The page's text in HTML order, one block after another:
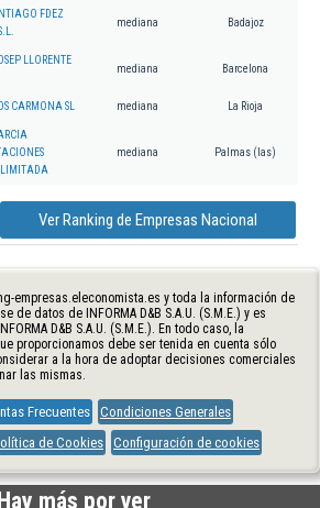
FDEZ
mediana Badajoz
LLORENTE
mediana Barcelona
CARMONA SL mediana La Rioja
LIMITADA
mediana Palmas (las)
Ver Ranking de Empresas Nacional
empresas.eleconomista.es y toda la información de
de datos de INFORMA D&B S.A.U. (S.M.E.) y es
D&B S.A.U. (S.M.E.). En todo caso, la
proporcionamos debe ser tenida en cuenta sólo
a la hora de adoptar decisiones comerciales
las mismas.
Frecuentes
Condiciones Generales
de Cookies Configuración de cookies
más por ver